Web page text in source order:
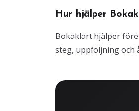
Hur hjälper
Bokaklart hjälper
steg, uppföljning och